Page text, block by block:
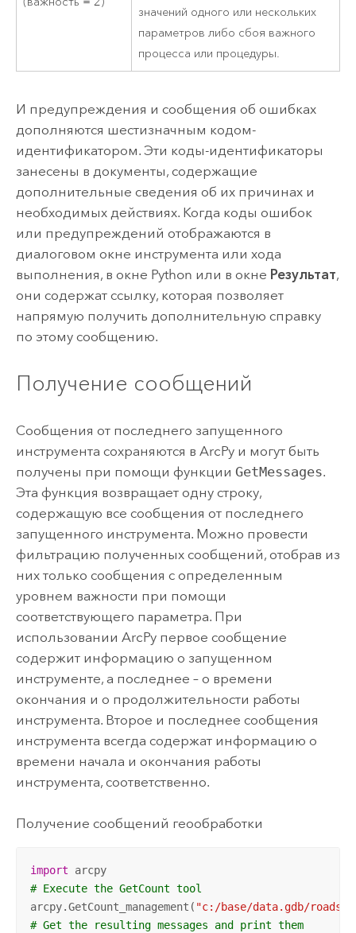
значений одного или нескольких
параметров либо сбоя важного
процесса или процедуры.
И предупреждения и сообщения об ошибках
дополняются шестизначным кодом-
идентификатором. Эти коды-идентификаторы
занесены в документы, содержащие
дополнительные сведения об их причинах и
необходимых действиях. Когда коды ошибок
или предупреждений отображаются в
диалоговом окне инструмента или хода
выполнения, в окне Python или в окне Результат,
они содержат ссылку, которая позволяет
напрямую получить дополнительную справку
по этому сообщению.
Получение сообщений
Сообщения от последнего запущенного
инструмента сохраняются в ArcPy и могут быть
получены при помощи функции GetMessages.
Эта функция возвращает одну строку,
содержащую все сообщения от последнего
запущенного инструмента. Можно провести
фильтрацию полученных сообщений, отобрав из
них только сообщения с определенным
уровнем важности при помощи
соответствующего параметра. При
использовании ArcPy первое сообщение
содержит информацию о запущенном
инструменте, а последнее – о времени
окончания и о продолжительности работы
инструмента. Второе и последнее сообщения
инструмента всегда содержат информацию о
времени начала и окончания работы
инструмента, соответственно.
Получение сообщений геообработки
import
arcpy
# Execute the GetCount tool
arcpy.GetCount_management( "c:/base/data.gdb/roads"
# Get the resulting messages and print them